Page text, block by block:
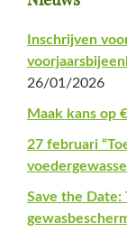
Sidebar
Inschrijven
26/01/2026
Maak kans op
27 februari
Save the Date: